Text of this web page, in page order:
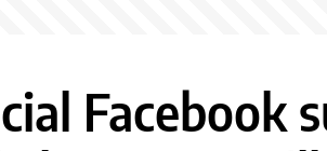
Facebook